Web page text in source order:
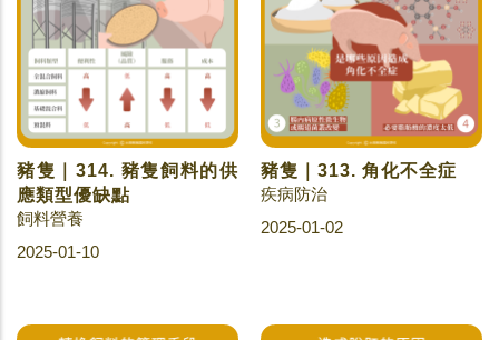
豬隻｜314. 豬隻飼料的供
應類型優缺點
飼料營養
2025-01-10
豬隻｜313. 角化不全症
疾病防治
2025-01-02